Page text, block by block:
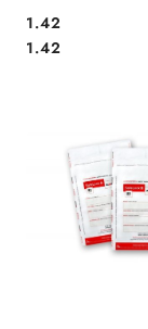
Cena:
1.42
Cena:
1.42